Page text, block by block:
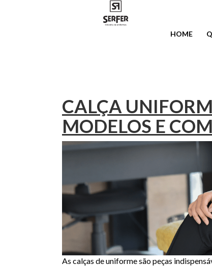
HOME
CALÇA
MODELOS E
As calças de uniforme são peças